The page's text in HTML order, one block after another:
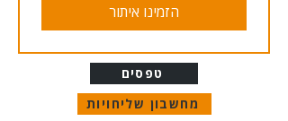
הזמינו איתור
טפסים
מחשבון שליחויות